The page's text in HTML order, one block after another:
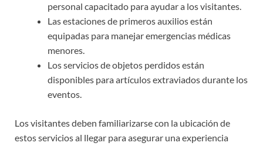
personal capacitado para ayudar a los visitantes.
Las estaciones de primeros auxilios están
equipadas para manejar emergencias médicas
menores.
Los servicios de objetos perdidos están
disponibles para artículos extraviados durante los
eventos.
Los visitantes deben familiarizarse con la ubicación de
estos servicios al llegar para asegurar una experiencia